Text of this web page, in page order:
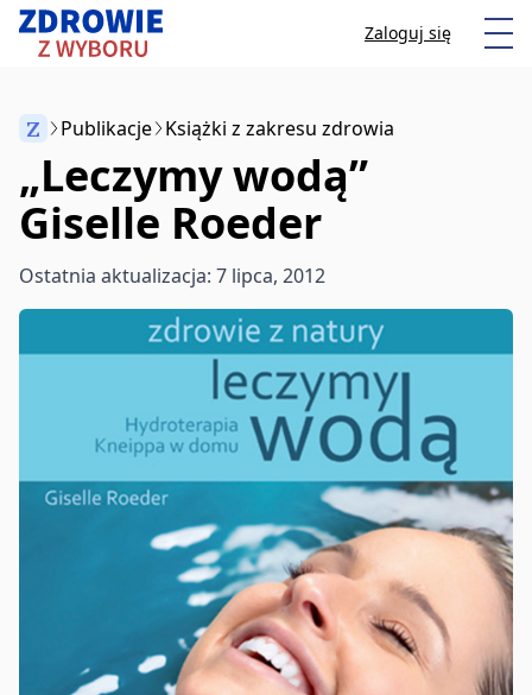
Przeskocz do treści Zaloguj się
Z Publikacje Książki z zakresu zdrowia
„Leczymy wodą”
Giselle Roeder
Ostatnia aktualizacja: 7 lipca, 2012